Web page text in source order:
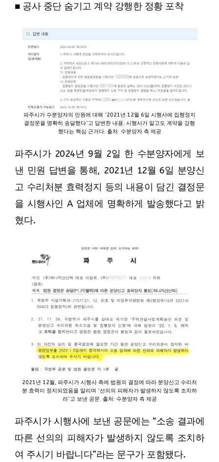
■ 공사 중단 숨기고 계약 강행한 정황 포착
파주시가 수분양자의 민원에 대해 “2021년 12월 6일 시행사에 집행정지
결정문을 명확히 송달했다”고 답변한 내용. 시행사가 알고도 계약을 강행
했다는 핵심 근거다. 출처: 수분양자 측 제공
파주시가 2024년 9월 2일 한 수분양자에게 보
낸 민원 답변을 통해, 2021년 12월 6일 분양신
고 수리처분 효력정지 등의 내용이 담긴 결정문
을 시행사인 A 업체에 명확하게 발송했다고 밝
혔다.
2021년 12월, 파주시가 시행사 측에 법원의 결정에 따라 분양신고 수리처
분 효력이 정지되었음을 알리며 “선의의 피해자가 발생하지 않도록 조치하
라”고 보낸 공문. 출처: 수분양자 측 제공
파주시가 시행사에 보낸 공문에는 “소송 결과에
따른 선의의 피해자가 발생하지 않도록 조치하
여 주시기 바랍니다”라는 문구가 포함됐다.